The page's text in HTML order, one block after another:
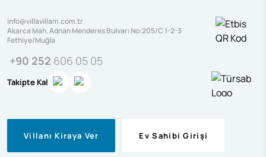
info@villavillam.com.tr
Akarca Mah. Adnan Menderes Bulvarı No:205/C 1-2-3
Fethiye/Muğla
+90 252 606 05 05
Takipte Kal
Villanı Kiraya Ver Ev Sahibi Girişi